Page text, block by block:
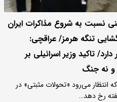
نسبت به شروع مذاکرات ایران
تنگه هرمز/ عراقچی:
تاکید وزیر اسرائیلی بر
و نه جنگ
انتظار می‌رود «تحولات مثبتی» در
رخ دهد…